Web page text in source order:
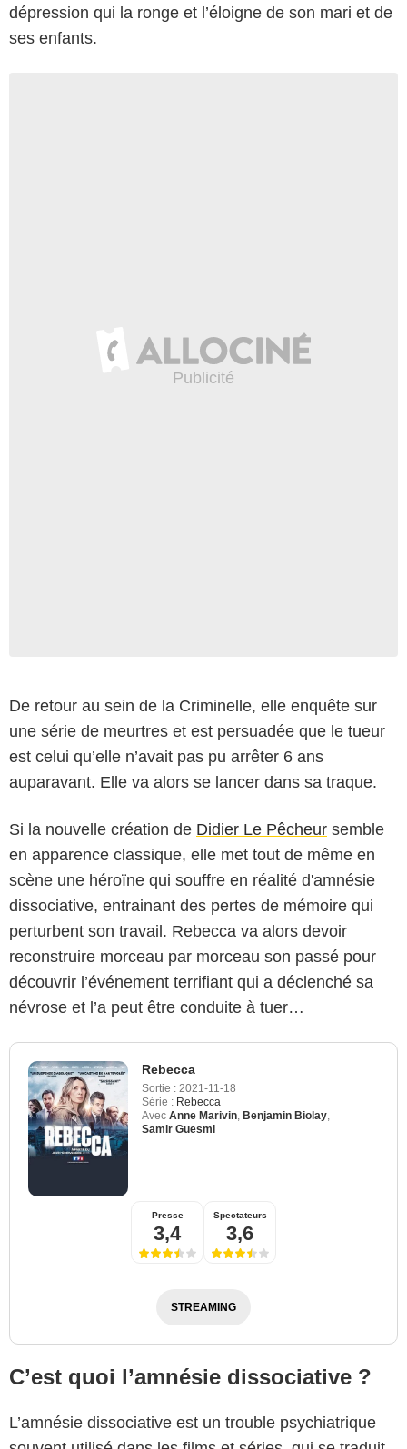
dépression qui la ronge et l’éloigne de son mari et de
ses enfants.
De retour au sein de la Criminelle, elle enquête sur
une série de meurtres et est persuadée que le tueur
est celui qu’elle n’avait pas pu arrêter 6 ans
auparavant. Elle va alors se lancer dans sa traque.
Si la nouvelle création de Didier Le Pêcheur semble
en apparence classique, elle met tout de même en
scène une héroïne qui souffre en réalité d'amnésie
dissociative, entrainant des pertes de mémoire qui
perturbent son travail. Rebecca va alors devoir
reconstruire morceau par morceau son passé pour
découvrir l’événement terrifiant qui a déclenché sa
névrose et l’a peut être conduite à tuer…
Rebecca
Sortie : 2021-11-18
Série : Rebecca
Avec Anne Marivin Benjamin Biolay
Samir Guesmi
Presse
3,4
Spectateurs
3,6
STREAMING
C’est quoi l’amnésie dissociative ?
L’amnésie dissociative est un trouble psychiatrique